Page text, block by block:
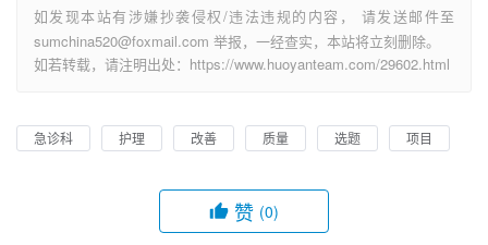
如发现本站有涉嫌抄袭侵权/违法违规的内容， 请发送邮件至
sumchina520@foxmail.com 举报，一经查实，本站将立刻删除。
如若转载，请注明出处：https://www.huoyanteam.com/29602.html
急诊科 护理 改善 质量 选题 项目
赞 (0)